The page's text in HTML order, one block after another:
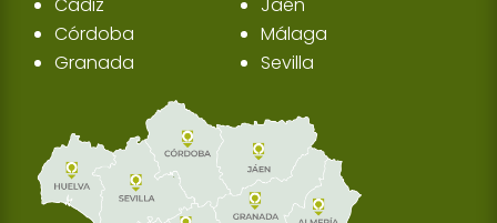
Córdoba
Granada
Málaga
Sevilla